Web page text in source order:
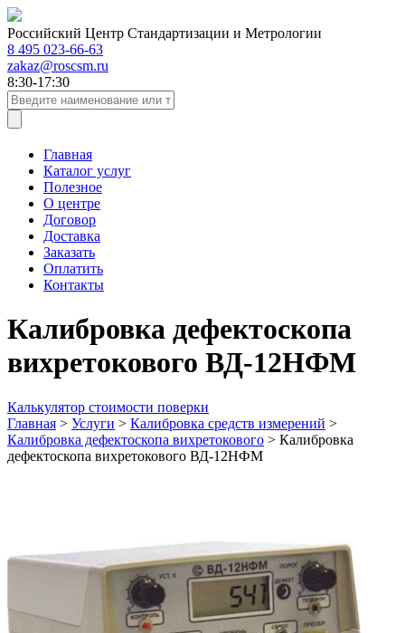
Российский Центр Стандартизации и Метрологии
8 495 023-66-63
zakaz@roscsm.ru
8:30-17:30
Главная
Каталог услуг
Полезное
О центре
Договор
Доставка
Заказать
Оплатить
Контакты
Калибровка дефектоскопа
вихретокового ВД-12НФМ
Калькулятор стоимости поверки
Главная > Услуги > Калибровка средств измерений >
Калибровка дефектоскопа вихретокового > Калибровка
дефектоскопа вихретокового ВД-12НФМ